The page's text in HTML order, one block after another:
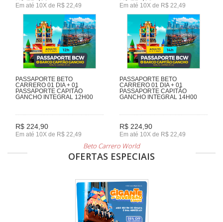
Em até 10X de R$ 22,49 Em até 10X de R$ 22,49
PASSAPORTE BETO
CARRERO 01 DIA + 01
PASSAPORTE CAPITÃO
GANCHO INTEGRAL 12H00
R$ 224,90
Em até 10X de R$ 22,49
PASSAPORTE BETO
CARRERO 01 DIA + 01
PASSAPORTE CAPITÃO
GANCHO INTEGRAL 14H00
R$ 224,90
Em até 10X de R$ 22,49
Beto Carrero World
OFERTAS ESPECIAIS